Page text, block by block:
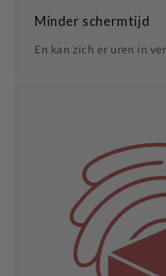
Minder schermtijd
En kan zich er uren in